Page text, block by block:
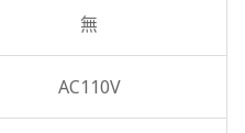
無
AC110V